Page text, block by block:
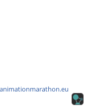
animationmarathon.eu